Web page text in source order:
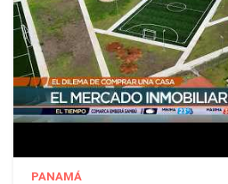
PANAMÁ